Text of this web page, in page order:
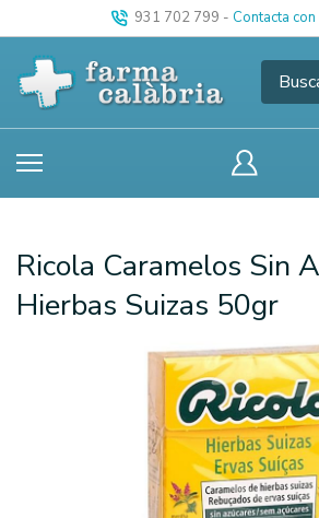
931 702 799 - Contacta
Ricola Caramelos Sin
Hierbas Suizas 50gr